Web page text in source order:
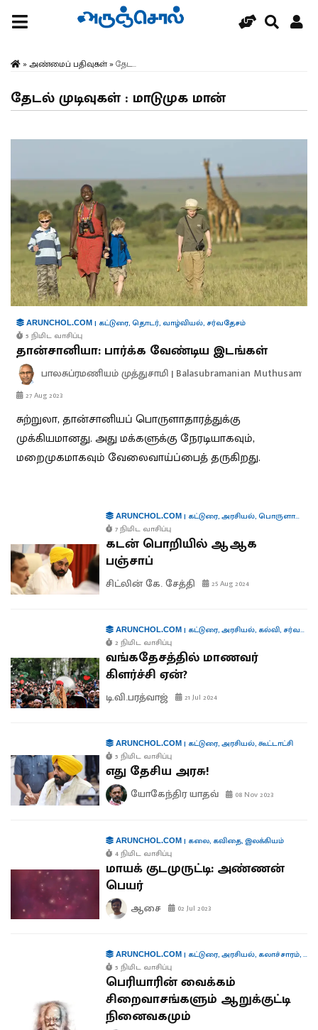
» அண்மைப் பதிவுகள்» தேட...
தேடல் முடிவுகள் : மாடுமுக மான்
ARUNCHOL.COM | கட்டுரை,தொடர், வாழ்வியல், சர்வதேசம்
5 நிமிட வாசிப்பு
தான்சானியா: பார்க்க வேண்டிய இடங்கள்
பாலசுப்ரமணியம் முத்துசாமி | Balasubramanian Muthusamy
27 Aug 2023
சுற்றுலா, தான்சானியப் பொருளாதாரத்துக்கு
முக்கியமானது. அது மக்களுக்கு நேரடியாகவும்,
மறைமுகமாகவும் வேலைவாய்ப்பைத் தருகிறது.
ARUNCHOL.COM| கட்டுரை,அரசியல்,பொருளாதாரம்
7 நிமிட வாசிப்பு
கடன் பொறியில் ஆஆக
பஞ்சாப்
சிட்லின் கே. சேத்தி 25 Aug 2024
ARUNCHOL.COM| கட்டுரை,அரசியல், கல்வி, சர்வதேசம்
2 நிமிட வாசிப்பு
வங்கதேசத்தில் மாணவர்
கிளர்ச்சி ஏன்?
டி.வி.பரத்வாஜ் 21 Jul 2024
ARUNCHOL.COM| கட்டுரை,அரசியல்,கூட்டாட்சி
5 நிமிட வாசிப்பு
எது தேசிய அரசு!
யோகேந்திர யாதவ் 08 Nov 2023
ARUNCHOL.COM| கலை, கவிதை, இலக்கியம்
4 நிமிட வாசிப்பு
மாயக் குடமுருட்டி: அண்ணன்
பெயர்
ஆசை 02 Jul 2023
ARUNCHOL.COM| கட்டுரை,அரசியல், கலாச்சாரம்,
5 நிமிட வாசிப்பு
பெரியாரின் வைக்கம்
சிறைவாசங்களும் ஆறுக்குட்டி
நினைவகமும்